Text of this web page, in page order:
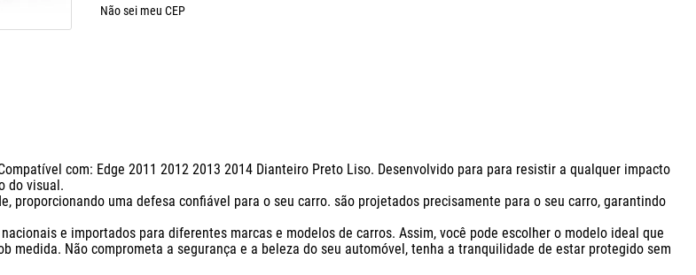
Não sei meu CEP
com: Edge 2011 2012 2013 2014 Dianteiro Preto Liso. Desenvolvido para para resistir a qualquer impacto
do visual.
uma defesa confiável para o seu carro. são projetados precisamente para o seu carro, garantindo
e importados para diferentes marcas e modelos de carros. Assim, você pode escolher o modelo ideal que
Não comprometa a segurança e a beleza do seu automóvel, tenha a tranquilidade de estar protegido sem